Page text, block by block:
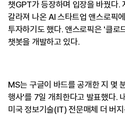
챗GPT가 등장하며 입장을 바꿨다.
갈라져 나온 AI 스타트업 앤스로
투자하기도 했다. 앤스로픽은 '클로
챗봇을 개발하고 있다.
MS는 구글이 바드를 공개한 지 몇
행사'를 7일 개최한다고 발표했다.
미국 정보기술(IT) 전문매체 더 버